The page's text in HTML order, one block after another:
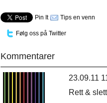
Pin It Tips en venn
Følg oss på Twitter
Kommentarer
23.09.11
Rett &